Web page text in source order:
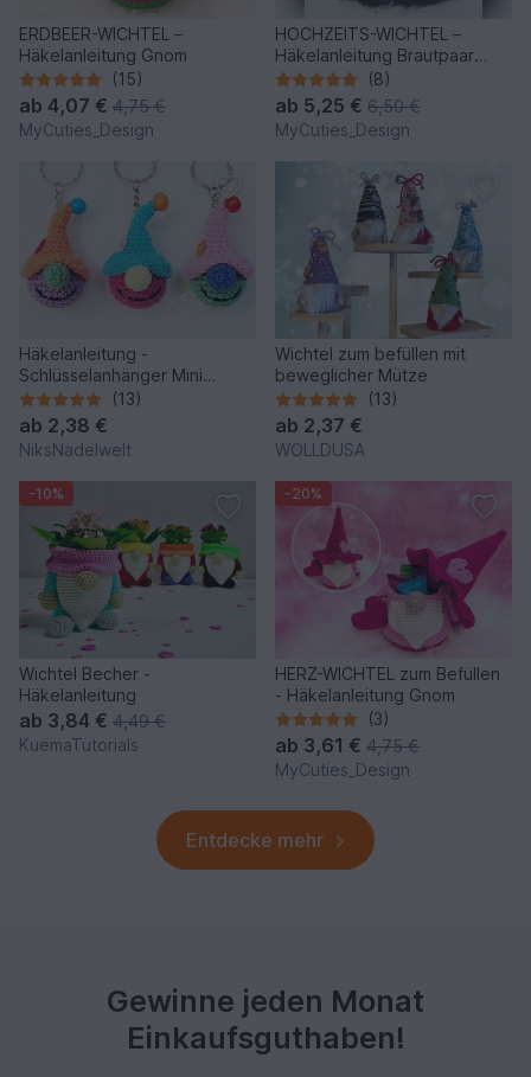
ERDBEER-WICHTEL –
Häkelanleitung Gnom
(15)
ab 4,07 € 4,75 €
MyCuties_Design
HOCHZEITS-WICHTEL –
Häkelanleitung Brautpaar
Gnome
(8)
ab 5,25 € 6,50 €
MyCuties_Design
Häkelanleitung -
Schlüsselanhänger Mini
Glückswichtelchen
(13)
ab 2,38 €
NiksNadelwelt
Wichtel zum befüllen mit
beweglicher Mütze
(13)
ab 2,37 €
WOLLDUSA
-10%
Wichtel Becher -
Häkelanleitung
ab 3,84 € 4,49 €
KuemaTutorials
-20%
HERZ-WICHTEL zum Befüllen
- Häkelanleitung Gnom
(3)
ab 3,61 € 4,75 €
MyCuties_Design
Entdecke mehr
Gewinne jeden Monat
Einkaufsguthaben!